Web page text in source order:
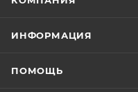
ИНФОРМАЦИЯ
ПОМОЩЬ